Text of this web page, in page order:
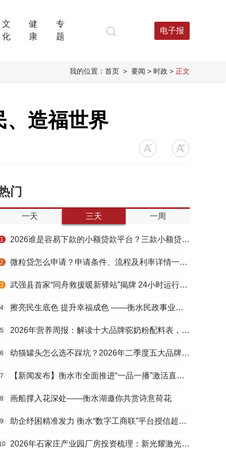
文
化
健
康
专
题
电子报
我的位置： 首页 > 要闻 > 时政 > 正文
、造福世界
门
一天 三天 一周
1 2026谁是容易下款的小额贷款平台？三款小额贷款产品全面对比
2 微粒贷怎么申请？申请条件、流程及利率详情一文看懂
3 武强县首家“同舟救援暖新驿站”揭牌 24小时运行守护户外劳动者
4 擦亮民生底色 提升幸福成色 ——衡水民政事业高质量发展综述
5 2026年营养周报：解读十大品牌驼奶粉配料表，识别纯驼乳与益生元
6 幼猫罐头怎么选不踩坑？2026年二季度五大品牌肠胃适配营养安全
7 【新闻发布】衡水市全面推进“一品一播”激活直播电商发展新动能
8 画船撑入花深处——衡水湖邀你共赏诗意荷花
9 助企纾困精准发力 衡水“数字工商联”平台授信超165亿元
2026年石家庄产业园厂房投资梳理：新光耀激光科技谷等项目盘点